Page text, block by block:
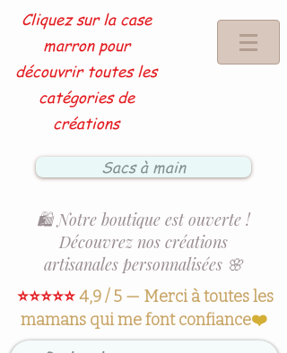
Cliquez sur la case
marron pour
découvrir toutes les
catégories de
créations
Sacs à main
🛍️ Notre boutique est ouverte !
Découvrez nos créations
artisanales personnalisées 🌸
⭐⭐⭐⭐⭐4,9 / 5 — Merci à toutes les
mamans qui me font confiance❤️